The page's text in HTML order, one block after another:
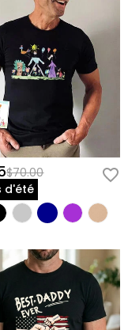
$70.00
d'été